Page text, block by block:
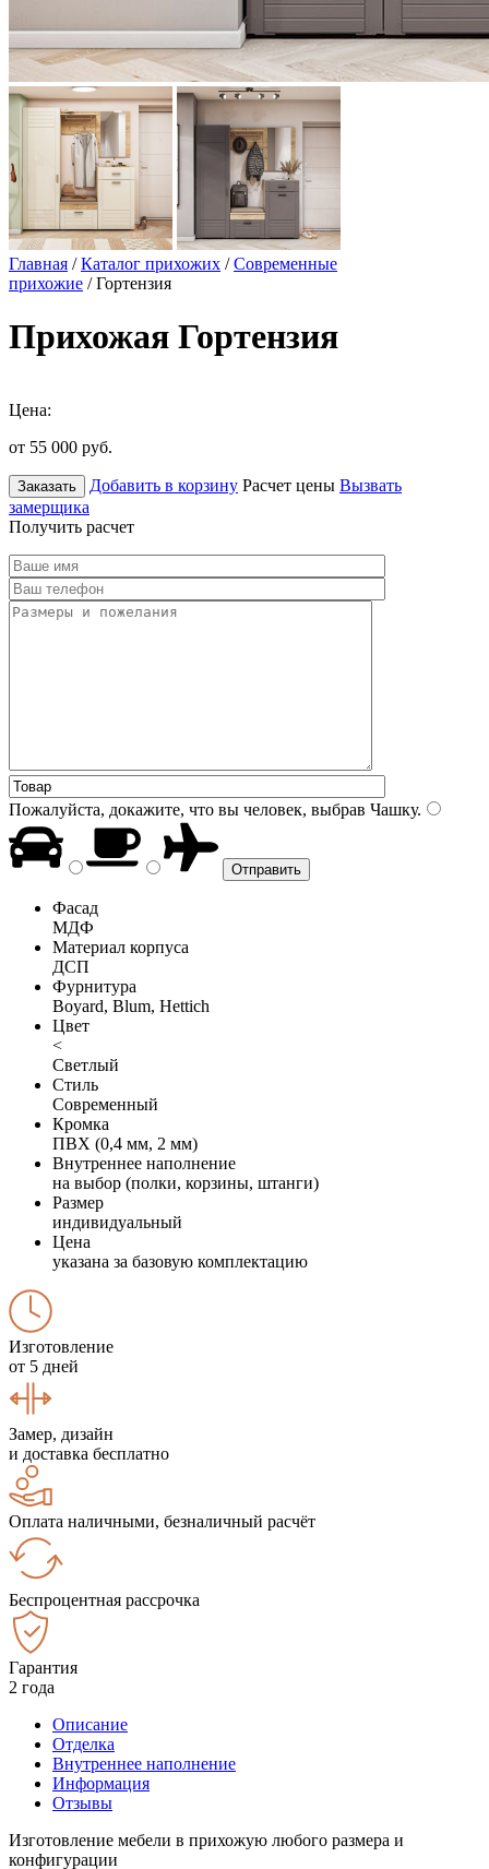
Главная /Каталог прихожих /Современные
прихожие / Гортензия
Прихожая Гортензия
Цена:
от 55 000 руб.
Заказать Добавить в корзину Расчет цены Вызвать
замерщика
Получить расчет
Пожалуйста, докажите, что вы человек, выбрав Чашку.
Фасад
МДФ
Материал корпуса
ДСП
Фурнитура
Boyard, Blum, Hettich
Цвет
<
Светлый
Стиль
Современный
Кромка
ПВХ (0,4 мм, 2 мм)
Внутреннее наполнение
на выбор (полки, корзины, штанги)
Размер
индивидуальный
Цена
указана за базовую комплектацию
Изготовление
от 5 дней
Замер, дизайн
и доставка бесплатно
Оплата наличными, безналичный расчёт
Беспроцентная рассрочка
Гарантия
2 года
Описание
Отделка
Внутреннее наполнение
Информация
Отзывы
Изготовление мебели в прихожую любого размера и
конфигурации